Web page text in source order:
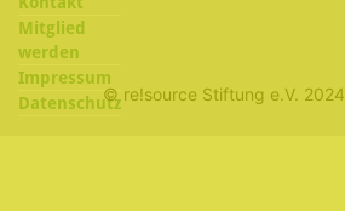
Mitglied
werden
Impressum
Datenschutz© re!source Stiftung e.V. 2024